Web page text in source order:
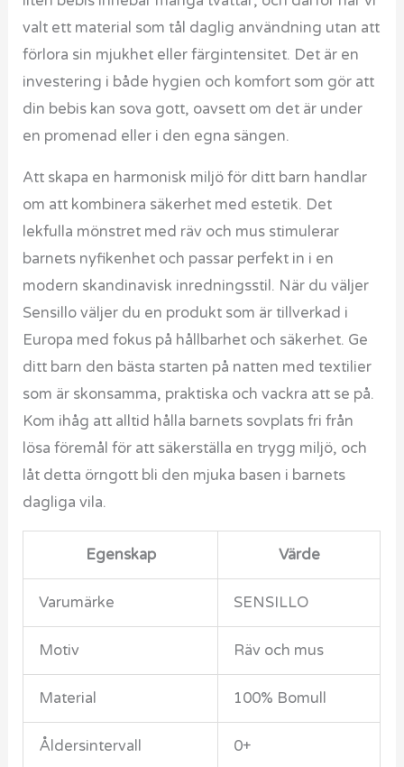
valt ett material som tål daglig användning utan att
förlora sin mjukhet eller färgintensitet. Det är en
investering i både hygien och komfort som gör att
din bebis kan sova gott, oavsett om det är under
en promenad eller i den egna sängen.
Att skapa en harmonisk miljö för ditt barn handlar
om att kombinera säkerhet med estetik. Det
lekfulla mönstret med räv och mus stimulerar
barnets nyfikenhet och passar perfekt in i en
modern skandinavisk inredningsstil. När du väljer
Sensillo väljer du en produkt som är tillverkad i
Europa med fokus på hållbarhet och säkerhet. Ge
ditt barn den bästa starten på natten med textilier
som är skonsamma, praktiska och vackra att se på.
Kom ihåg att alltid hålla barnets sovplats fri från
lösa föremål för att säkerställa en trygg miljö, och
låt detta örngott bli den mjuka basen i barnets
dagliga vila.
Egenskap Värde
Varumärke SENSILLO
Motiv Räv och mus
Material 100% Bomull
Åldersintervall 0+